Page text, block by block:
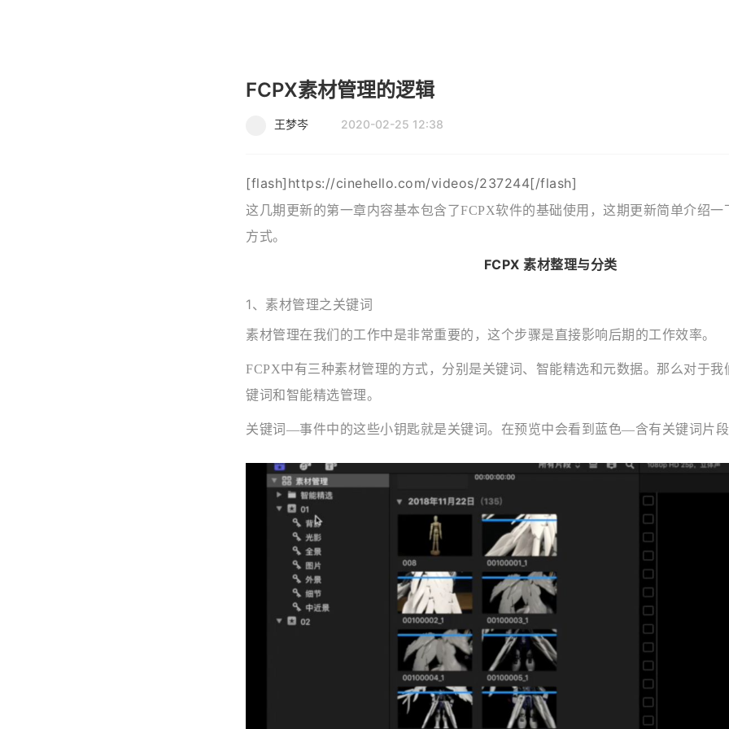
FCPX素材管理的逻辑
王梦岑 2020-02-25 12:38
[flash]https://cinehello.com/videos/237244[/flash]
这几期更新的第一章内容基本包含了FCPX软件的基础使用，这期更新简单介绍一
方式。
FCPX 素材整理与分类
1、素材管理之关键词
素材管理在我们的工作中是非常重要的，这个步骤是直接影响后期的工作效率。
FCPX中有三种素材管理的方式，分别是关键词、智能精选和元数据。那么对于我
键词和智能精选管理。
关键词—事件中的这些小钥匙就是关键词。在预览中会看到蓝色—含有关键词片段